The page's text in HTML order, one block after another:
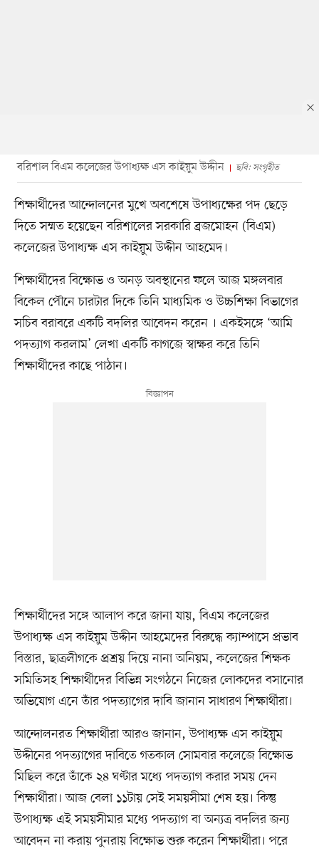
বরিশাল বিএম কলেজের উপাধ্যক্ষ এস কাইয়ুম উদ্দীন ছবি: সংগৃহীত
শিক্ষার্থীদের আন্দোলনের মুখে অবশেষে উপাধ্যক্ষের পদ ছেড়ে
দিতে সম্মত হয়েছেন বরিশালের সরকারি ব্রজমোহন (বিএম)
কলেজের উপাধ্যক্ষ এস কাইয়ুম উদ্দীন আহমেদ।
শিক্ষার্থীদের বিক্ষোভ ও অনড় অবস্থানের ফলে আজ মঙ্গলবার
বিকেল পৌনে চারটার দিকে তিনি মাধ্যমিক ও উচ্চশিক্ষা বিভাগের
সচিব বরাবরে একটি বদলির আবেদন করেন । একইসঙ্গে ‘আমি
পদত্যাগ করলাম’ লেখা একটি কাগজে স্বাক্ষর করে তিনি
শিক্ষার্থীদের কাছে পাঠান।
শিক্ষার্থীদের সঙ্গে আলাপ করে জানা যায়, বিএম কলেজের
উপাধ্যক্ষ এস কাইয়ুম উদ্দীন আহমেদের বিরুদ্ধে ক্যাম্পাসে প্রভাব
বিস্তার, ছাত্রলীগকে প্রশ্রয় দিয়ে নানা অনিয়ম, কলেজের শিক্ষক
সমিতিসহ শিক্ষার্থীদের বিভিন্ন সংগঠনে নিজের লোকদের বসানোর
অভিযোগ এনে তাঁর পদত্যাগের দাবি জানান সাধারণ শিক্ষার্থীরা।
আন্দোলনরত শিক্ষার্থীরা আরও জানান, উপাধ্যক্ষ এস কাইয়ুম
উদ্দীনের পদত্যাগের দাবিতে গতকাল সোমবার কলেজে বিক্ষোভ
মিছিল করে তাঁকে ২৪ ঘণ্টার মধ্যে পদত্যাগ করার সময় দেন
শিক্ষার্থীরা। আজ বেলা ১১টায় সেই সময়সীমা শেষ হয়। কিন্তু
উপাধ্যক্ষ এই সময়সীমার মধ্যে পদত্যাগ বা অন্যত্র বদলির জন্য
আবেদন না করায় পুনরায় বিক্ষোভ শুরু করেন শিক্ষার্থীরা। পরে